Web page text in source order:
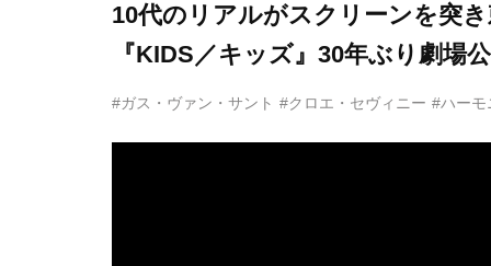
10代のリアルがスクリーンを突
『KIDS／キッズ』30年ぶり劇場
#ガス・ヴァン・サント #クロエ・セヴィニー #ハーモ